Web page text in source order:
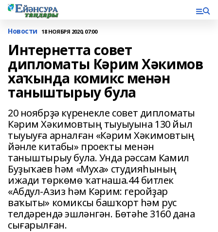
Новости 18 НОЯБРЯ 2020, 07:00
Интернетта совет
дипломаты Кәрим Хәкимов
хаҡында комикс менән
таныштырыу була
20 ноябрҙә күренекле совет дипломаты
Кәрим Хәкимовтың тыуыуына 130 йыл
тыуыуға арналған «Кәрим Хәкимовтың
йәнле китабы» проекты менән
таныштырыу була. Унда рәссам Камил
Буҙыҡаев һәм «Муха» студияһының
ижади төркөмө ҡатнаша.44 битлек
«Абдул-Азиз һәм Кәрим: геройҙар
ваҡыты» комиксы башҡорт һәм рус
телдәрендә эшләнгән. Бөтәһе 3160 дана
сығарылған.